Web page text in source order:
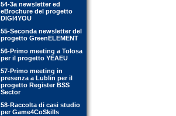
54-3a newsletter ed
eBrochure del progetto
DIGI4YOU
55-Seconda newsletter del
progetto GreenELEMENT
56-Primo meeting a Tolosa
per il progetto YEAEU
57-Primo meeting in
presenza a Lublin per il
progetto Register BSS
Sector
58-Raccolta di casi studio
per Game4CoSkills